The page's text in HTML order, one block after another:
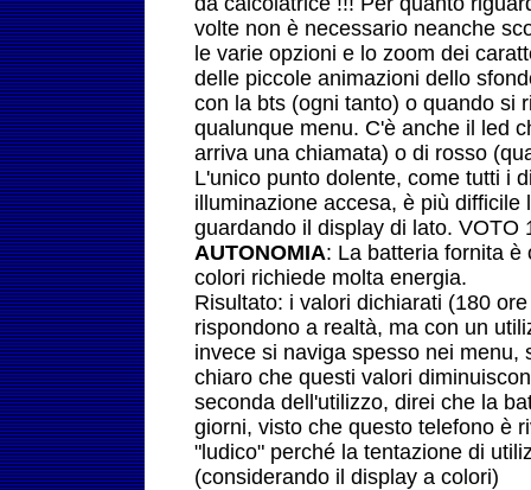
volte non è necessario neanche
le varie opzioni e lo zoom dei
delle piccole animazioni dello
con la bts (ogni tanto) o quando si
qualunque menu. C'è anche il led
arriva una chiamata) o di rosso
L'unico punto dolente, come tutti i
illuminazione accesa, è più
guardando il display di lato. VOTO
AUTONOMIA: La batteria fornita è
colori richiede molta energia.
Risultato: i valori dichiarati (180
rispondono a realtà, ma con un
invece si naviga spesso nei menu,
chiaro che questi valori
seconda dell'utilizzo, direi che la
giorni, visto che questo telefono è
"ludico" perché la tentazione di
(considerando il display a colori)